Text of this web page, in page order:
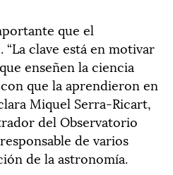
que el
clave está en motivar
enseñen la ciencia
que la aprendieron en
Miquel Serra-Ricart,
del Observatorio
de varios
de la astronomía.